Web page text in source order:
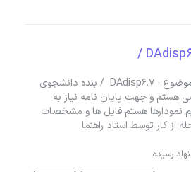
#کدپروژه: 102834 موضوع : DAdisp6.7 / بنده دانشجوی
هستم و جهت پایان نامه نیاز به
نمودارها هستم فایل ها و مشخصات